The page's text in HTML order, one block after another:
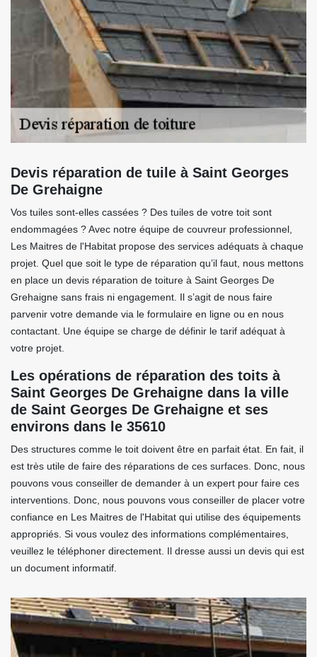
Devis réparation de tuile à Saint Georges
De Grehaigne
Vos tuiles sont-elles cassées ? Des tuiles de votre toit sont
endommagées ? Avec notre équipe de couvreur professionnel,
Les Maitres de l'Habitat propose des services adéquats à chaque
projet. Quel que soit le type de réparation qu’il faut, nous mettons
en place un devis réparation de toiture à Saint Georges De
Grehaigne sans frais ni engagement. Il s’agit de nous faire
parvenir votre demande via le formulaire en ligne ou en nous
contactant. Une équipe se charge de définir le tarif adéquat à
votre projet.
Les opérations de réparation des toits à
Saint Georges De Grehaigne dans la ville
de Saint Georges De Grehaigne et ses
environs dans le 35610
Des structures comme le toit doivent être en parfait état. En fait, il
est très utile de faire des réparations de ces surfaces. Donc, nous
pouvons vous conseiller de demander à un expert pour faire ces
interventions. Donc, nous pouvons vous conseiller de placer votre
confiance en Les Maitres de l'Habitat qui utilise des équipements
appropriés. Si vous voulez des informations complémentaires,
veuillez le téléphoner directement. Il dresse aussi un devis qui est
un document informatif.